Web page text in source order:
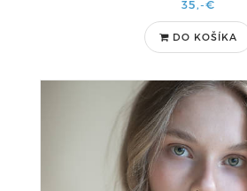
35,-€
DO KOŠÍKA